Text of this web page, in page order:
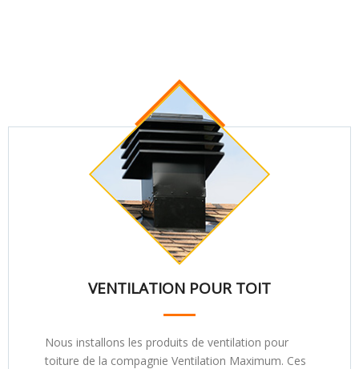
VENTILATION POUR TOIT
Nous installons les produits de ventilation pour
toiture de la compagnie Ventilation Maximum. Ces